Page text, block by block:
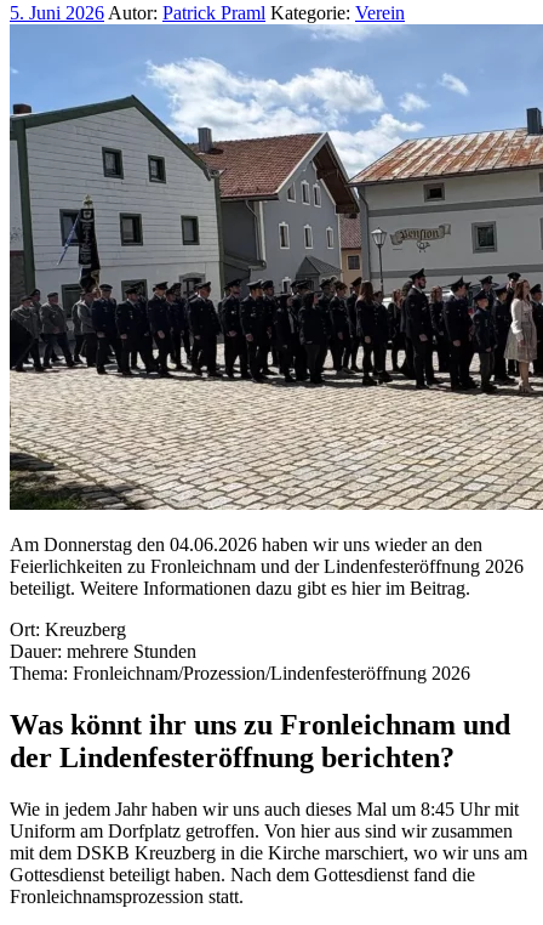
5. Juni 2026 Autor: Patrick Praml Kategorie: Verein
Am Donnerstag den 04.06.2026 haben wir uns wieder an den
Feierlichkeiten zu Fronleichnam und der Lindenfesteröffnung 2026
beteiligt. Weitere Informationen dazu gibt es hier im Beitrag.
Ort: Kreuzberg
Dauer: mehrere Stunden
Thema: Fronleichnam/Prozession/Lindenfesteröffnung 2026
Was könnt ihr uns zu Fronleichnam und
der Lindenfesteröffnung berichten?
Wie in jedem Jahr haben wir uns auch dieses Mal um 8:45 Uhr mit
Uniform am Dorfplatz getroffen. Von hier aus sind wir zusammen
mit dem DSKB Kreuzberg in die Kirche marschiert, wo wir uns am
Gottesdienst beteiligt haben. Nach dem Gottesdienst fand die
Fronleichnamsprozession statt.